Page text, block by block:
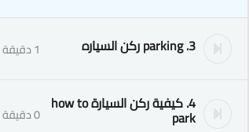
3. parking ركن السياره 1 دقيقة
4. كيفية ركن السيارة how to
park 0 دقيقة